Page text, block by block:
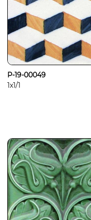
P-19-00049
1x1/1